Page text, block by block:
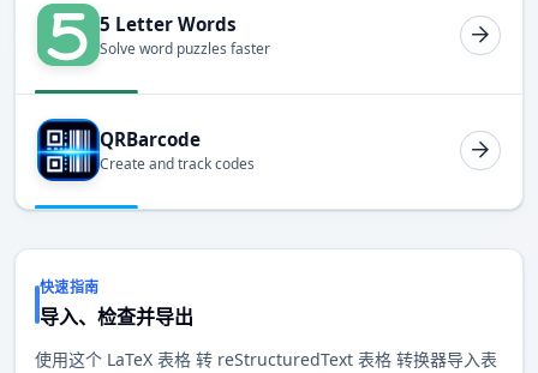
5 Letter Words
Solve word puzzles faster
QRBarcode
Create and track codes
快速指南
导入、检查并导出
使用这个 LaTeX 表格 转 reStructuredText 表格 转换器导入表